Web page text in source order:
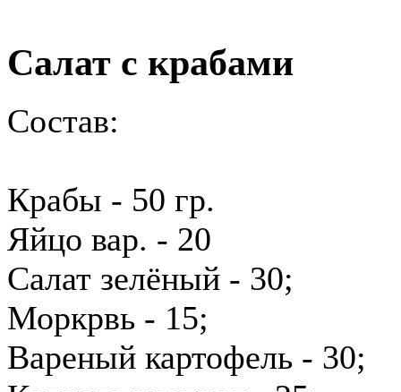
Салат с крабами
Состав:
Крабы - 50 гр.
Яйцо вар. - 20
Салат зелёный - 30;
Моркрвь - 15;
Вареный картофель - 30;